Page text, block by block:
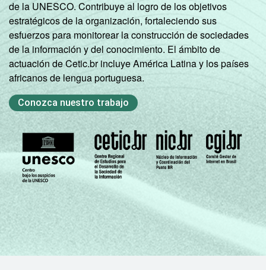
Fundamental
2
completo
3,71
Médio
incompleto
1,74
Médio
completo
10,73
Universitário
incompleto
11,37 18,24
completo
19,35 30,21
SEXO Masculino 9,45
de la UNESCO. Contribuye al logro de los objetivos
estratégicos de la organización, fortaleciendo sus
esfuerzos para monitorear la construcción de sociedades
de la información y del conocimiento. El ámbito de
actuación de Cetic.br incluye América Latina y los países
africanos de lengua portuguesa.
Conozca nuestro trabajo